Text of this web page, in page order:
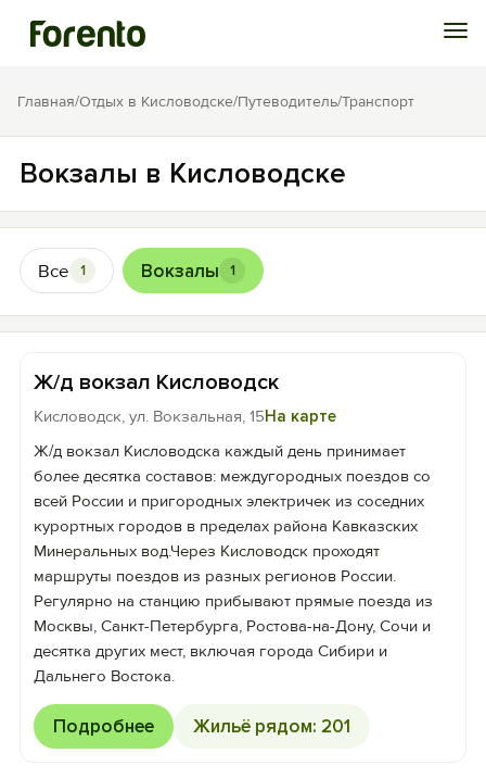
Войти
История просмотра
Добавить свой объект
Главная/Отдых в Кисловодске/Путеводитель/Транспорт
Вокзалы в Кисловодске
Все 1 Вокзалы 1
Ж/д вокзал Кисловодск
Кисловодск, ул. Вокзальная, 15На карте
Ж/д вокзал Кисловодска каждый день принимает
более десятка составов: междугородных поездов со
всей России и пригородных электричек из соседних
курортных городов в пределах района Кавказских
Минеральных вод.Через Кисловодск проходят
маршруты поездов из разных регионов России.
Регулярно на станцию прибывают прямые поезда из
Москвы, Санкт-Петербурга, Ростова-на-Дону, Сочи и
десятка других мест, включая города Сибири и
Дальнего Востока.
Подробнее Жильё рядом: 201